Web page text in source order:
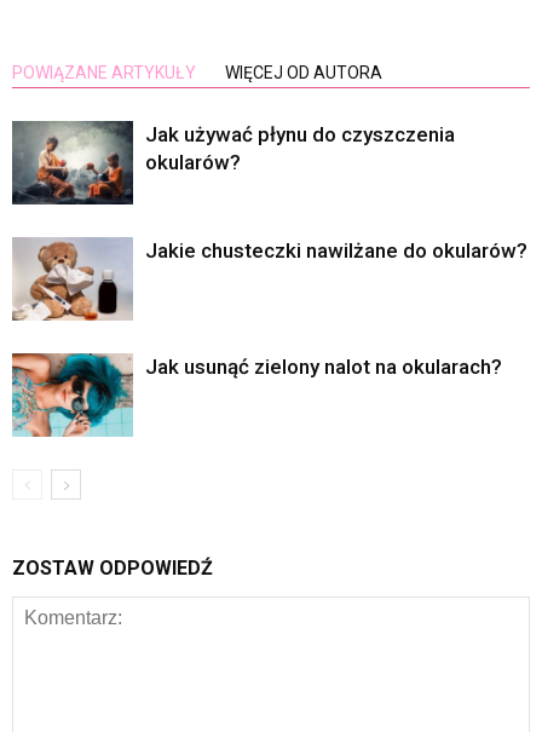
POWIĄZANE ARTYKUŁY WIĘCEJ OD AUTORA
Jak używać płynu do czyszczenia
okularów?
Jakie chusteczki nawilżane do okularów?
Jak usunąć zielony nalot na okularach?
ZOSTAW ODPOWIEDŹ